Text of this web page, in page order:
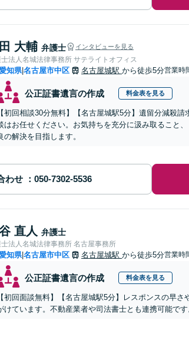
大輔 弁護士 インタビューを見る
法人名城法律事務所 サテライトオフィス
知県|名古屋市中区 名古屋城駅 から徒歩5分営業時
公正証書遺言の作成 料金表を見る
【初回相談30分無料】【名古屋城駅5分】遺留分減殺
はお任せください。お気持ちを充分に汲み取ること
の解決を目指します。
わせ
直人 弁護士
法人名城法律事務所 名古屋事務所
知県|名古屋市中区 名古屋城駅 から徒歩5分営業時
公正証書遺言の作成 料金表を見る
【初回面談無料】【名古屋城駅5分】レスポンスの早
けています。不動産業者や司法書士とも連携可能で